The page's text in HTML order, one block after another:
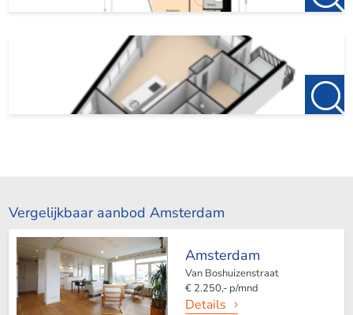
Vergelijkbaar aanbod Amsterdam
Amsterdam
Van Boshuizenstraat
€ 2.250,- p/mnd
Details